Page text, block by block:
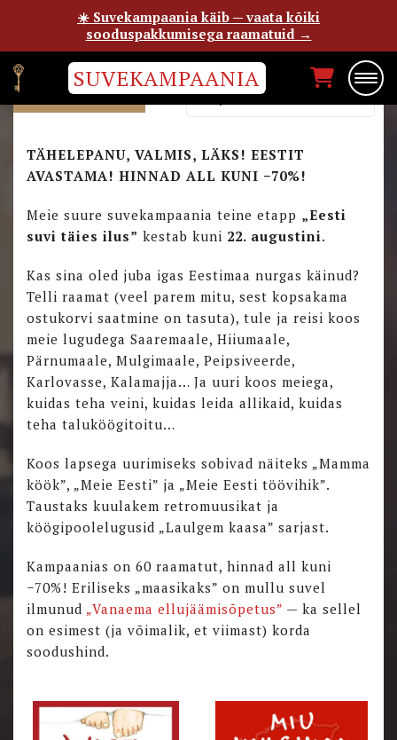
SUVEKAMPAANIA
SUVI 2026! Järjesta uudsuse alusel
TÄHELEPANU, VALMIS, LÄKS! EESTIT
AVASTAMA! HINNAD ALL KUNI −70%!
Meie suure suvekampaania teine etapp „Eesti
suvi täies ilus” kestab kuni 22. augustini.
Kas sina oled juba igas Eestimaa nurgas käinud?
Telli raamat (veel parem mitu, sest kopsakama
ostukorvi saatmine on tasuta), tule ja reisi koos
meie lugudega Saaremaale, Hiiumaale,
Pärnumaale, Mulgimaale, Peipsiveerde,
Karlovasse, Kalamajja… Ja uuri koos meiega,
kuidas teha veini, kuidas leida allikaid, kuidas
teha taluköögitoitu…
Koos lapsega uurimiseks sobivad näiteks „Mamma
köök”, „Meie Eesti” ja „Meie Eesti töövihik”.
Taustaks kuulakem retromuusikat ja
köögipoolelugusid „Laulgem kaasa” sarjast.
Kampaanias on 60 raamatut, hinnad all kuni
−70%! Eriliseks „maasikaks” on mullu suvel
ilmunud „Vanaema ellujäämisõpetus” — ka sellel
on esimest (ja võimalik, et viimast) korda
soodushind.
☀️ Suvekampaania käib — vaata kõiki
sooduspakkumisega raamatuid →